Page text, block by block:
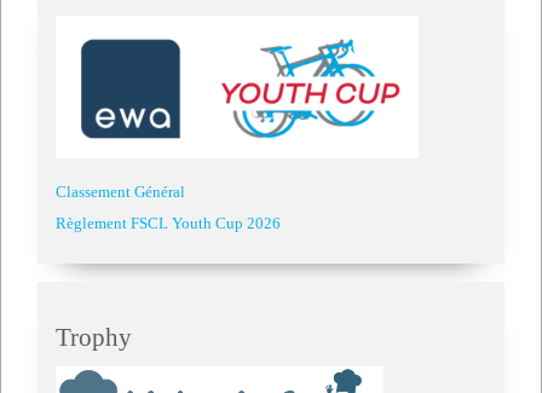
Classement Général
Règlement FSCL Youth Cup 2026
Trophy